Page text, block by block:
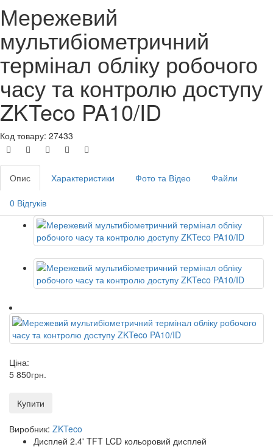
Мережевий
мультибіометричний
термінал обліку робочого
часу та контролю доступу
ZKTeco PA10/ID
Код товару: 27433
Опис Характеристики Фото та Відео Файли
0 Відгуків
Ціна:
5 850грн.
Купити
Виробник: ZKTeco
Дисплей 2.4' TFT LCD кольоровий дисплей